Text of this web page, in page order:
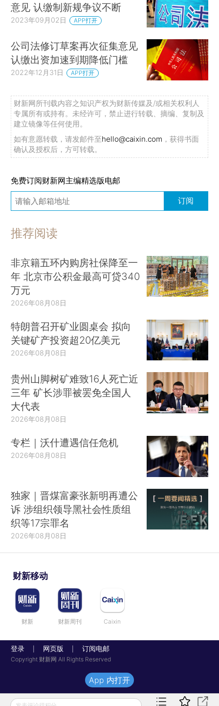
意见 认缴制新规争议不断
2023年09月02日 APP打开
公司法修订草案再次征集意见
认缴出资加速到期降低门槛
2022年12月31日 APP打开
财新网所刊载内容之知识产权为财新传媒及/或相关权利人
专属所有或持有。未经许可，禁止进行转载、摘编、复制及
建立镜像等任何使用。
如有意愿转载，请发邮件至hello@caixin.com ，获得书面
确认及授权后，方可转载。
免费订阅财新网主编精选版电邮
订阅
推荐阅读
非京籍五环内购房社保降至一
年 北京市公积金最高可贷340
万元
2026年08月08日
特朗普召开矿业圆桌会 拟向
关键矿产投资超20亿美元
2026年08月08日
贵州山脚树矿难致16人死亡近
三年 矿长涉罪被罢免全国人
大代表
2026年08月08日
专栏｜沃什遭遇信任危机
2026年08月08日
独家｜晋煤富豪张新明再遭公
诉 涉组织领导黑社会性质组
织等17宗罪名
2026年08月08日
财新移动
财新 财新周刊 Caixin
登录 网页版 订阅电邮
Copyright 财新网 All Rights Reserved
App 内打开